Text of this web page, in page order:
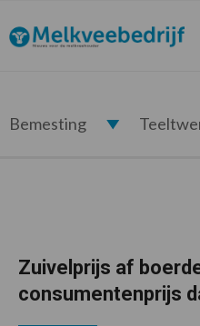
de
hoofdnavigatie
de
hoofd
de
eerste
de
voettekst
Melkveebedrijf.nl
Bemesting
Zuivelprijs af
consumentenprijs